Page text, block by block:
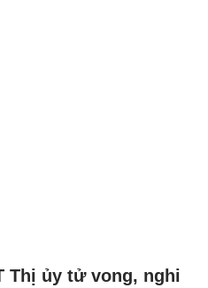
Thị ủy tử vong, nghi